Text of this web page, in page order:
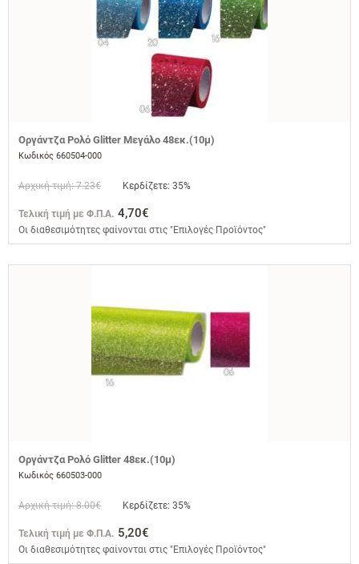
Οργάντζα Ρολό Glitter Μεγάλο 48εκ.(10μ)
Κωδικός 660504-000
Αρχική τιμή: 7.23€ Κερδίζετε: 35%
Τελική τιμή με Φ.Π.Α. 4,70€
Οι διαθεσιμότητες φαίνονται στις "Επιλογές Προϊόντος"
Οργάντζα Ρολό Glitter 48εκ.(10μ)
Κωδικός 660503-000
Αρχική τιμή: 8.00€ Κερδίζετε: 35%
Τελική τιμή με Φ.Π.Α. 5,20€
Οι διαθεσιμότητες φαίνονται στις "Επιλογές Προϊόντος"